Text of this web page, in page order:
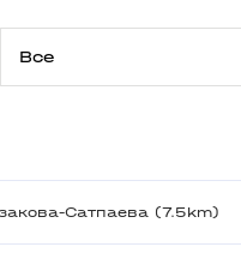
Сатпаева (7.5km)